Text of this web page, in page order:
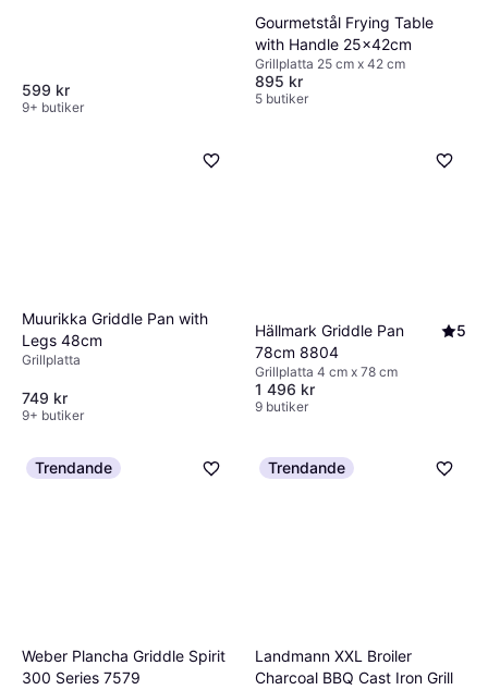
599 kr
9+ butiker
Gourmetstål Frying Table
with Handle 25x42cm
Grillplatta 25 cm x 42 cm
895 kr
5 butiker
Muurikka Griddle Pan with
Legs 48cm
Grillplatta
749 kr
9+ butiker
Hällmark Griddle Pan
78cm 8804
5
Grillplatta 4 cm x 78 cm
1 496 kr
9 butiker
Trendande
Weber Plancha Griddle Spirit
300 Series 7579
Trendande
Landmann XXL Broiler
Charcoal BBQ Cast Iron Grill